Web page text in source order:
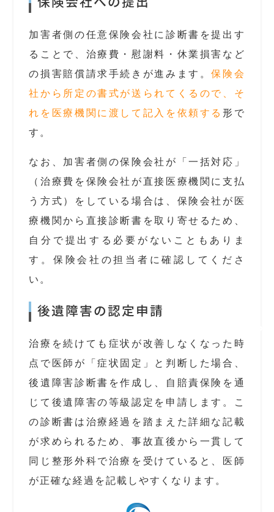
加害者側の任意保険会社に診断書を提出す
ることで、治療費・慰謝料・休業損害など
の損害賠償請求手続きが進みます。保険会
社から所定の書式が送られてくるので、そ
れを医療機関に渡して記入を依頼する形で
す。
なお、加害者側の保険会社が「一括対応」
（治療費を保険会社が直接医療機関に支払
う方式）をしている場合は、保険会社が医
療機関から直接診断書を取り寄せるため、
自分で提出する必要がないこともありま
す。保険会社の担当者に確認してくださ
い。
後遺障害の認定申請
治療を続けても症状が改善しなくなった時
点で医師が「症状固定」と判断した場合、
後遺障害診断書を作成し、自賠責保険を通
じて後遺障害の等級認定を申請します。こ
の診断書は治療経過を踏まえた詳細な記載
が求められるため、事故直後から一貫して
同じ整形外科で治療を受けていると、医師
が正確な経過を記載しやすくなります。